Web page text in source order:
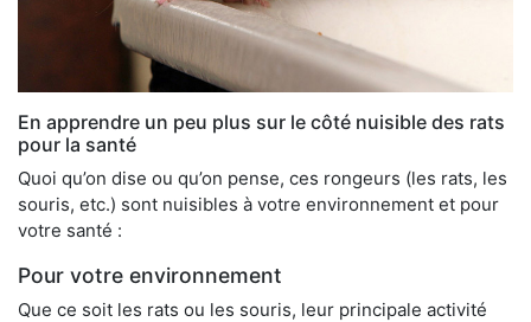
En apprendre un peu plus sur le côté nuisible des rats
pour la santé
Quoi qu’on dise ou qu’on pense, ces rongeurs (les rats, les
souris, etc.) sont nuisibles à votre environnement et pour
votre santé :
Pour votre environnement
Que ce soit les rats ou les souris, leur principale activité